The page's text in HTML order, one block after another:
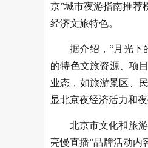
京”城市夜游指南推荐
经济文旅特色。
据介绍，“月光下
的特色文旅资源、项
业态，如旅游景区、
显北京夜经济活力和夜
北京市文化和旅
亮慢直播”品牌活动内